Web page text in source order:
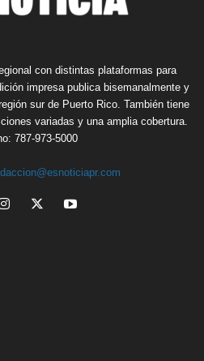
con distintas plataformas para
impresa publica bisemanalmente y
sur de Puerto Rico. También tiene
variadas y una amplia cobertura.
787-973-5000